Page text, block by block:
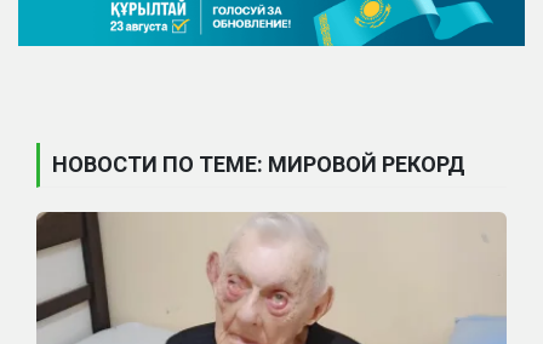
НОВОСТИ ПО ТЕМЕ: МИРОВОЙ РЕКОРД